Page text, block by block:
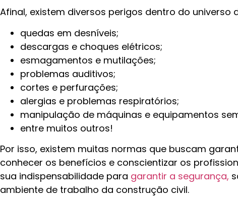
Afinal, existem diversos perigos dentro do universo
quedas em desníveis;
descargas e choques elétricos;
esmagamentos e mutilações;
problemas auditivos;
cortes e perfurações;
alergias e problemas respiratórios;
manipulação de máquinas e equipamentos
entre muitos outros!
Por isso, existem muitas normas que buscam
conhecer os benefícios e conscientizar os
sua indispensabilidade para garantir a segurança,
ambiente de trabalho da construção civil.